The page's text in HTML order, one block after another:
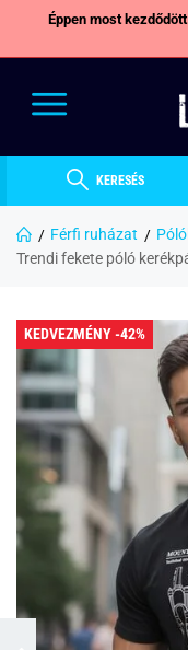
Éppen most
KERESÉS
Férfi ruházat
Trendi fekete póló
KEDVEZMÉNY -42%